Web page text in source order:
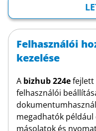
Felhasználói
kezelése
A bizhub 224efejlett
felhasználói
megadhatók
másolatok és